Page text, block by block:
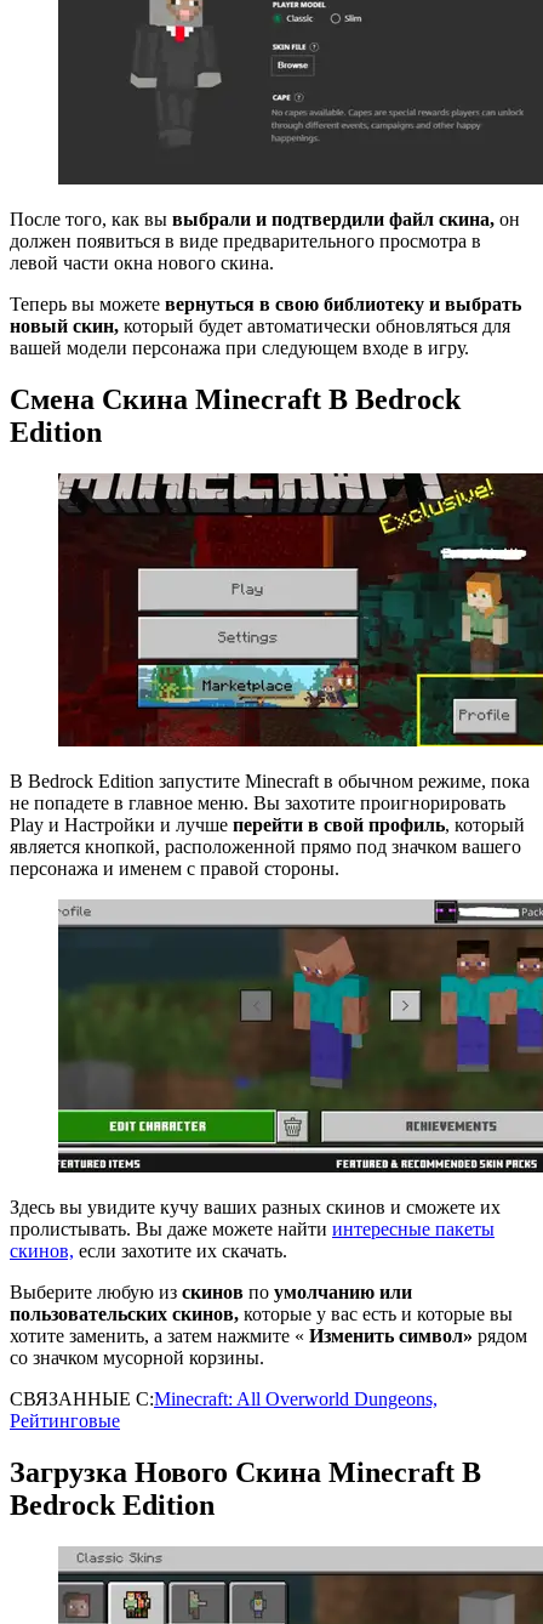
После того, как вы выбрали и подтвердили файл скина, он
должен появиться в виде предварительного просмотра в
левой части окна нового скина.
Теперь вы можете вернуться в свою библиотеку и выбрать
новый скин, который будет автоматически обновляться для
вашей модели персонажа при следующем входе в игру.
Смена Скина Minecraft В Bedrock
Edition
В Bedrock Edition запустите Minecraft в обычном режиме, пока
не попадете в главное меню. Вы захотите проигнорировать
Play и Настройки и лучше перейти в свой профиль, который
является кнопкой, расположенной прямо под значком вашего
персонажа и именем с правой стороны.
Здесь вы увидите кучу ваших разных скинов и сможете их
пролистывать. Вы даже можете найти интересные пакеты
скинов, если захотите их скачать.
Выберите любую из скинов по умолчанию или
пользовательских скинов, которые у вас есть и которые вы
хотите заменить, а затем нажмите « Изменить символ» рядом
со значком мусорной корзины.
СВЯЗАННЫЕ С:Minecraft: All Overworld Dungeons,
Рейтинговые
Загрузка Нового Скина Minecraft В
Bedrock Edition